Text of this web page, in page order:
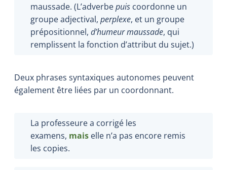
maussade. (L’adverbepuis coordonne un
groupe adjectival, perplexe, et un groupe
prépositionnel, d’humeur maussade, qui
remplissent la fonction d’attribut du sujet.)
Deux phrases syntaxiques autonomes peuvent
également être liées par un coordonnant.
La professeure a corrigé les
examens, mais elle n’a pas encore remis
les copies.